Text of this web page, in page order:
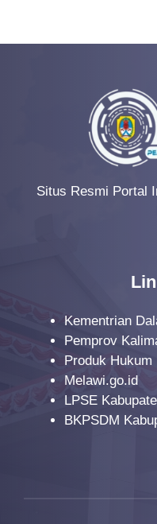
Situs Resmi Portal
Kementrian
Pemprov
Produk Hukum
Melawi.go.id
LPSE
BKPSDM